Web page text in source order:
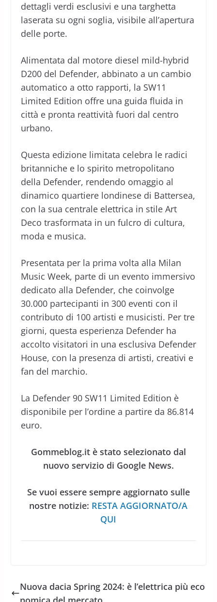
dettagli verdi esclusivi e una targhetta
laserata su ogni soglia, visibile all’apertura
delle porte.
Alimentata dal motore diesel mild-hybrid
D200 del Defender, abbinato a un cambio
automatico a otto rapporti, la SW11
Limited Edition offre una guida fluida in
città e pronta reattività fuori dal centro
urbano.
Questa edizione limitata celebra le radici
britanniche e lo spirito metropolitano
della Defender, rendendo omaggio al
dinamico quartiere londinese di Battersea,
con la sua centrale elettrica in stile Art
Deco trasformata in un fulcro di cultura,
moda e musica.
Presentata per la prima volta alla Milan
Music Week, parte di un evento immersivo
dedicato alla Defender, che coinvolge
30.000 partecipanti in 300 eventi con il
contributo di 100 artisti e musicisti. Per tre
giorni, questa esperienza Defender ha
accolto visitatori in una esclusiva Defender
House, con la presenza di artisti, creativi e
fan del marchio.
La Defender 90 SW11 Limited Edition è
disponibile per l’ordine a partire da 86.814
euro.
Gommeblog.it è stato selezionato dal
nuovo servizio di Google News.
Se vuoi essere sempre aggiornato sulle
nostre notizie: RESTA AGGIORNATO/A
QUI
Nuova dacia Spring 2024: è l’elettrica più eco